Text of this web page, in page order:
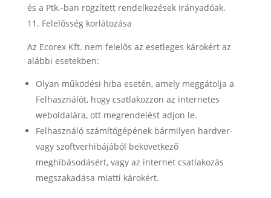
és a Ptk.-ban rögzített rendelkezések irányadóak.
Felelősség korlátozása
Az Ecorex Kft. nem felelős az esetleges károkért az
alábbi esetekben:
Olyan működési hiba esetén, amely meggátolja a
Felhasználót, hogy csatlakozzon az internetes
weboldalára, ott megrendelést adjon le.
Felhasználó számítógépének bármilyen hardver-
vagy szoftverhibájából bekövetkező
meghibásodásért, vagy az internet csatlakozás
megszakadása miatti károkért.